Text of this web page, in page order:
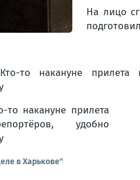
На лицо
в Харькове"